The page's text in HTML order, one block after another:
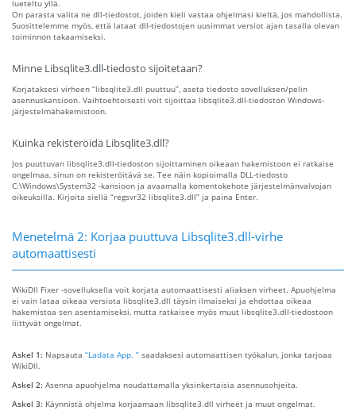
lueteltu yllä.
On parasta valita ne dll-tiedostot, joiden kieli vastaa ohjelmasi kieltä, jos mahdollista.
Suosittelemme myös, että lataat dll-tiedostojen uusimmat versiot ajan tasalla olevan
toiminnon takaamiseksi.
Minne Libsqlite3.dll-tiedosto sijoitetaan?
Korjataksesi virheen “libsqlite3.dll puuttuu”, aseta tiedosto sovelluksen/pelin
asennuskansioon. Vaihtoehtoisesti voit sijoittaa libsqlite3.dll-tiedoston Windows-
järjestelmähakemistoon.
Kuinka rekisteröidä Libsqlite3.dll?
Jos puuttuvan libsqlite3.dll-tiedoston sijoittaminen oikeaan hakemistoon ei ratkaise
ongelmaa, sinun on rekisteröitävä se. Tee näin kopioimalla DLL-tiedosto
C:\Windows\System32 -kansioon ja avaamalla komentokehote järjestelmänvalvojan
oikeuksilla. Kirjoita siellä “regsvr32 libsqlite3.dll” ja paina Enter.
Menetelmä 2: Korjaa puuttuva Libsqlite3.dll-virhe
automaattisesti
WikiDll Fixer -sovelluksella voit korjata automaattisesti aliaksen virheet. Apuohjelma
ei vain lataa oikeaa versiota libsqlite3.dll täysin ilmaiseksi ja ehdottaa oikeaa
hakemistoa sen asentamiseksi, mutta ratkaisee myös muut libsqlite3.dll-tiedostoon
liittyvät ongelmat.
Askel 1: Napsauta “Ladata App. ” saadaksesi automaattisen työkalun, jonka tarjoaa
WikiDll.
Askel 2: Asenna apuohjelma noudattamalla yksinkertaisia ​​asennusohjeita.
Askel 3: Käynnistä ohjelma korjaamaan libsqlite3.dll virheet ja muut ongelmat.